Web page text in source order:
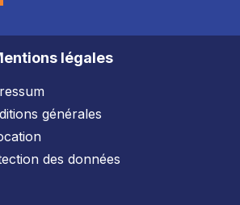
légales
générales
des données